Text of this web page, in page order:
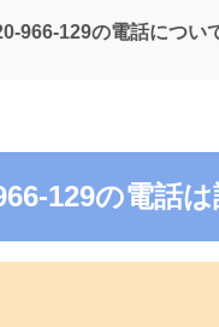
966-129の電話につい
129の電話